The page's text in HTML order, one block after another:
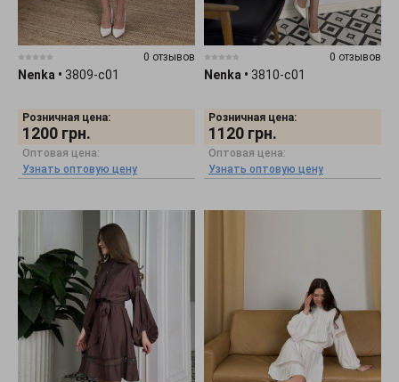
0 отзывов
Nenka • 3809-c01
Розничная цена:
1200 грн.
Оптовая цена:
Узнать оптовую цену
0 отзывов
Nenka • 3810-c01
Розничная цена:
1120 грн.
Оптовая цена:
Узнать оптовую цену